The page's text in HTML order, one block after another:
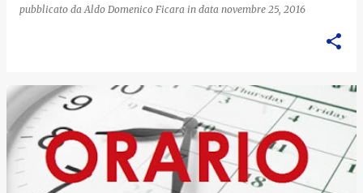
pubblicato da Aldo Domenico Ficara in data novembre 25, 2016